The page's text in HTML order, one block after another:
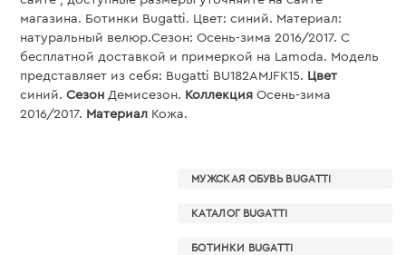
магазина. Ботинки Bugatti. Цвет: синий. Материал:
натуральный велюр.Сезон: Осень-зима 2016/2017. С
бесплатной доставкой и примеркой на Lamoda. Модель
представляет из себя: Bugatti BU182AMJFK15. Цвет
синий.Сезон Демисезон. Коллекция Осень-зима
2016/2017. Материал Кожа.
МУЖСКАЯ ОБУВЬ BUGATTI
КАТАЛОГ BUGATTI
БОТИНКИ BUGATTI